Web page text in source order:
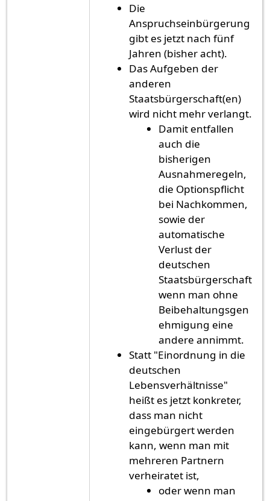
Die
Anspruchseinbürgerung
gibt es jetzt nach fünf
Jahren (bisher acht).
Das Aufgeben der
anderen
Staatsbürgerschaft(en)
wird nicht mehr verlangt.
Damit entfallen
auch die
bisherigen
Ausnahmeregeln,
die Optionspflicht
bei Nachkommen,
sowie der
automatische
Verlust der
deutschen
Staatsbürgerschaft
wenn man ohne
Beibehaltungsgen
ehmigung eine
andere annimmt.
Statt "Einordnung in die
deutschen
Lebensverhältnisse"
heißt es jetzt konkreter,
dass man nicht
eingebürgert werden
kann, wenn man mit
mehreren Partnern
verheiratet ist,
oder wenn man